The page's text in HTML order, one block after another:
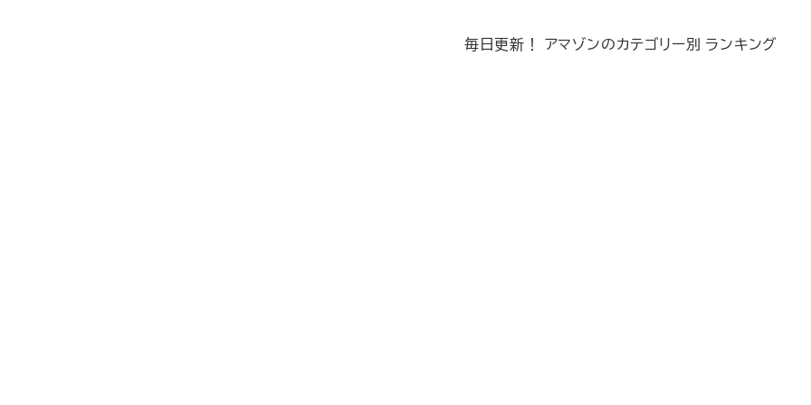
毎日更新！ アマゾンのカテゴリー別 ランキング